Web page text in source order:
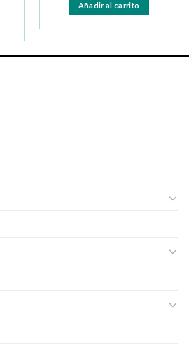
Añadir al carrito